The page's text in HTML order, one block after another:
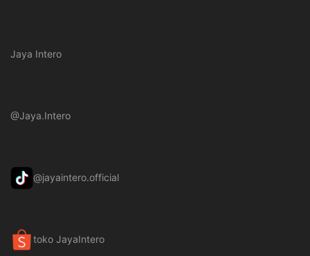
Jaya Intero
@Jaya.Intero
@jayaintero.official
toko JayaIntero